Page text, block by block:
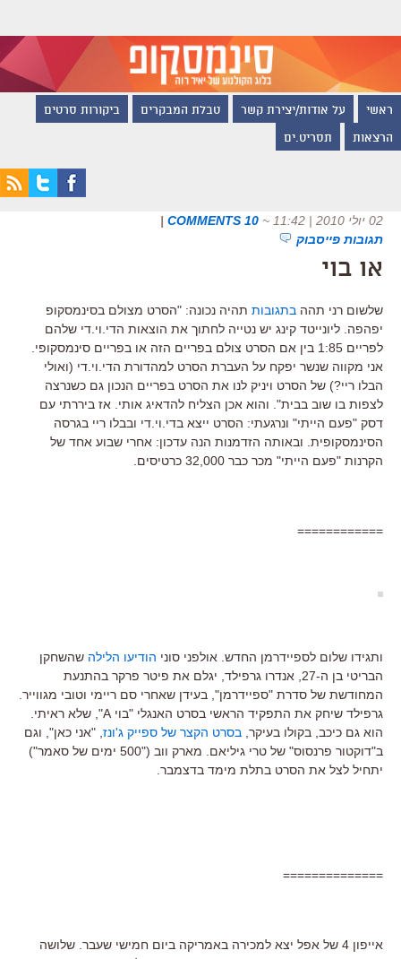
ראשי על אודות/יצירת קשר טבלת המבקרים ביקורות סרטים
הרצאות תסריט.ים
02 יולי 2010 | 11:42 ~
10 COMMENTS
|
תגובות פייסבוק
או בוי
שלשום רני תהה בתגובות תהיה נכונה: "הסרט מצולם בסינמסקופ
יפהפה. ליונייטד קינג יש נטייה לחתוך את הוצאות הדי.וי.די שלהם
לפריים 1:85 בין אם הסרט צולם בפריים הזה או בפריים סינמסקופי.
אני מקווה שנשר יפקח על העברת הסרט למהדורת הדי.וי.די (ואולי
הבלו ריי?) של הסרט ויניק לנו את הסרט בפריים הנכון גם כשנרצה
לצפות בו שוב בבית". והוא אכן הצליח להדאיג אותי. אז ביררתי עם
דסק "פעם הייתי" ונרגעתי: הסרט ייצא בדי.וי.די ובבלו ריי בגרסה
הסינמסקופית. ובאותה הזדמנות הנה עדכון: אחרי שבוע אחד של
הקרנות "פעם הייתי" מכר כבר 32,000 כרטיסים.
============
ותגידו שלום לספיידרמן החדש. אולפני סוני הודיעו הלילה שהשחקן
הבריטי בן ה-27, אנדרו גרפילד, יגלם את פיטר פרקר בהתנעת
המחודשת של סדרת "ספיידרמן", בעידן שאחרי סם ריימי וטובי מגווייר.
גרפילד שיחק את התפקיד הראשי בסרט האנגלי "בוי A", שלא ראיתי.
הוא גם כיכב, בקולו בעיקר, בסרט הקצר של ספייק ג'ונז , "אני כאן", וגם
ב"דוקטור פרנסוס" של טרי גיליאם. מארק ווב ("500 ימים של סאמר")
יתחיל לצל את הסרט בתלת מימד בדצמבר.
==============
אייפון 4 של אפל יצא למכירה באמריקה ביום חמישי שעבר. שלושה